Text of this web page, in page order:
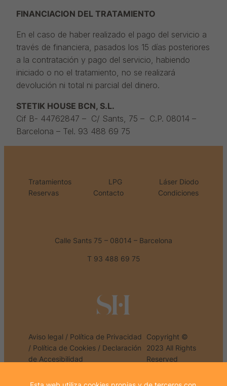
FINANCIACION DEL TRATAMIENTO
En el caso de haber realizado el pago del servicio a
través de financiera, pasados los 15 días posteriores
a la contratación y pago del servicio, habiendo
iniciado o no el tratamiento, no se realizará
devolución ni total ni parcial del dinero.
STETIK HOUSE BCN, S.L.
Cif B- 44762847 – C/ Sants, 75 – C.P. 08014 –
Barcelona – Tel. 93 488 69 75
Tratamientos LPG
Láser Diodo
Reservas
Contacto Condiciones
Calle Sants 75 – 08014 – Barcelona
T 93 488 69 75
Aviso legal / Política de Privacidad
/ Política de Cookies / Declaración
de Accesibilidad
Copyright ©
2023 All Rights
Reserved